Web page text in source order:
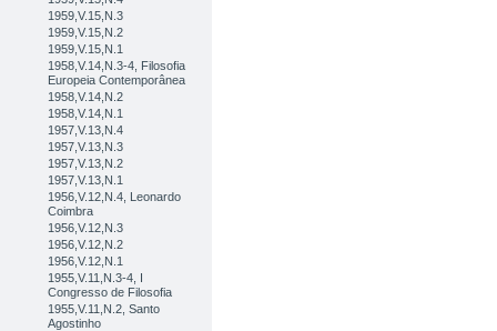
1959,V.15,N.3
1959,V.15,N.2
1959,V.15,N.1
1958,V.14,N.3-4, Filosofia
Europeia Contemporânea
1958,V.14,N.2
1958,V.14,N.1
1957,V.13,N.4
1957,V.13,N.3
1957,V.13,N.2
1957,V.13,N.1
1956,V.12,N.4, Leonardo
Coimbra
1956,V.12,N.3
1956,V.12,N.2
1956,V.12,N.1
1955,V.11,N.3-4, I
Congresso de Filosofia
1955,V.11,N.2, Santo
Agostinho